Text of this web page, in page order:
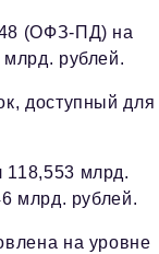
(ОФЗ-ПД) на
рублей.
доступный для
118,553 млрд.
млрд. рублей.
на уровне